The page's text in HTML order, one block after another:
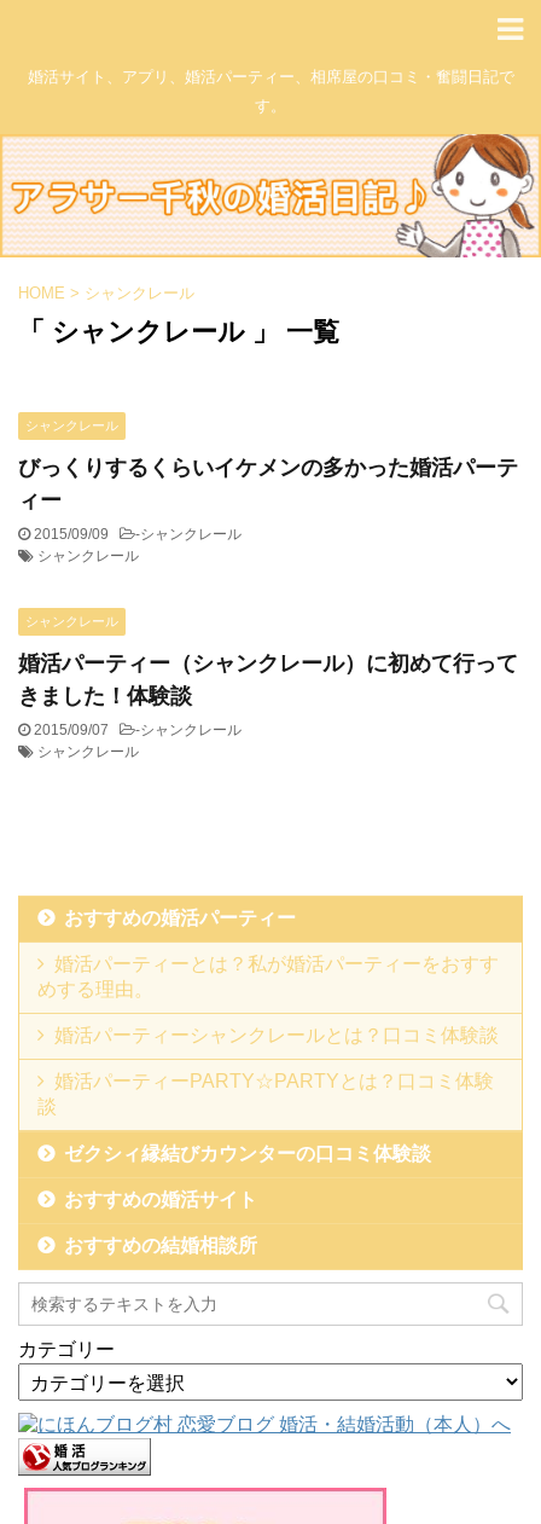
婚活サイト、アプリ、婚活パーティー、相席屋の口コミ・奮闘日記で
す。
HOME > シャンクレール
「 シャンクレール 」 一覧
シャンクレール
びっくりするくらいイケメンの多かった婚活パーテ
ィー
2015/09/09 -シャンクレール
シャンクレール
シャンクレール
婚活パーティー（シャンクレール）に初めて行って
きました！体験談
2015/09/07 -シャンクレール
シャンクレール
おすすめの婚活パーティー
婚活パーティーとは？私が婚活パーティーをおすす
めする理由。
婚活パーティーシャンクレールとは？口コミ体験談
婚活パーティーPARTY☆PARTYとは？口コミ体験
談
ゼクシィ縁結びカウンターの口コミ体験談
おすすめの婚活サイト
おすすめの結婚相談所
カテゴリー